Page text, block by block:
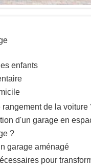
enfants
de la voiture
d'un garage en
?
garage aménagé
pour